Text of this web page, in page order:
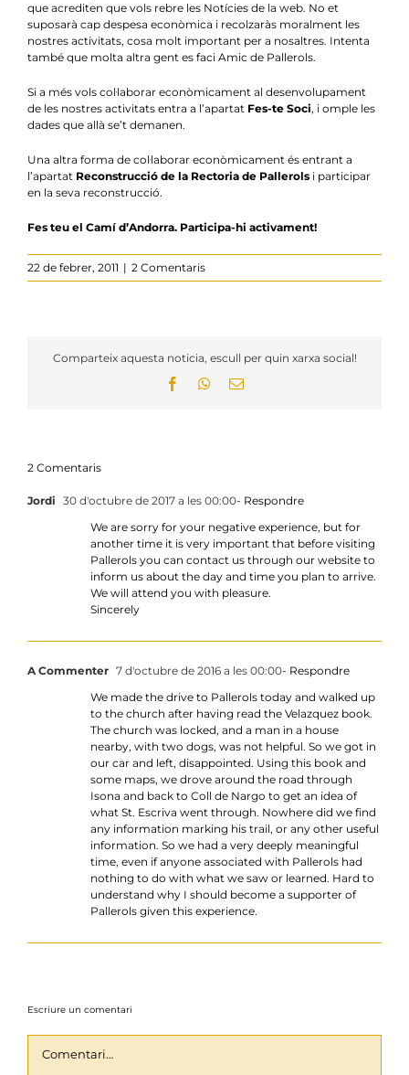
que acrediten que vols rebre les Notícies de la web. No et
suposarà cap despesa econòmica i recolzaràs moralment les
nostres activitats, cosa molt important per a nosaltres. Intenta
també que molta altra gent es faci Amic de Pallerols.
Si a més vols col·laborar econòmicament al desenvolupament
de les nostres activitats entra a l’apartat Fes-te Soci, i omple les
dades que allà se’t demanen.
Una altra forma de col·laborar econòmicament és entrant a
l’apartat Reconstrucció de la Rectoria de Pallerols i participar
en la seva reconstrucció.
Fes teu el Camí d’Andorra. Participa-hi activament!
22 de febrer, 2011 | 2 Comentaris
Comparteix aquesta noticia, escull per quin xarxa social!
FacebookWhatsApp
Email:
2 Comentaris
Jordi 30 d'octubre de 2017 a les 00:00- Respondre
We are sorry for your negative experience, but for
another time it is very important that before visiting
Pallerols you can contact us through our website to
inform us about the day and time you plan to arrive.
We will attend you with pleasure.
Sincerely
A Commenter 7 d'octubre de 2016 a les 00:00- Respondre
We made the drive to Pallerols today and walked up
to the church after having read the Velazquez book.
The church was locked, and a man in a house
nearby, with two dogs, was not helpful. So we got in
our car and left, disappointed. Using this book and
some maps, we drove around the road through
Isona and back to Coll de Nargo to get an idea of
what St. Escriva went through. Nowhere did we find
any information marking his trail, or any other useful
information. So we had a very deeply meaningful
time, even if anyone associated with Pallerols had
nothing to do with what we saw or learned. Hard to
understand why I should become a supporter of
Pallerols given this experience.
Escriure un comentari